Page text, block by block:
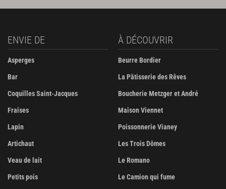
ENVIE DE
Asperges
Bar
Coquilles Saint-Jacques
Fraises
Lapin
Artichaut
Veau de lait
Petits pois
À DÉCOUVRIR
Beurre Bordier
La Pâtisserie des Rêves
Boucherie Metzger et André
Maison Viennet
Poissonnerie Vianey
Les Trois Dômes
Le Romano
Le Camion qui fume